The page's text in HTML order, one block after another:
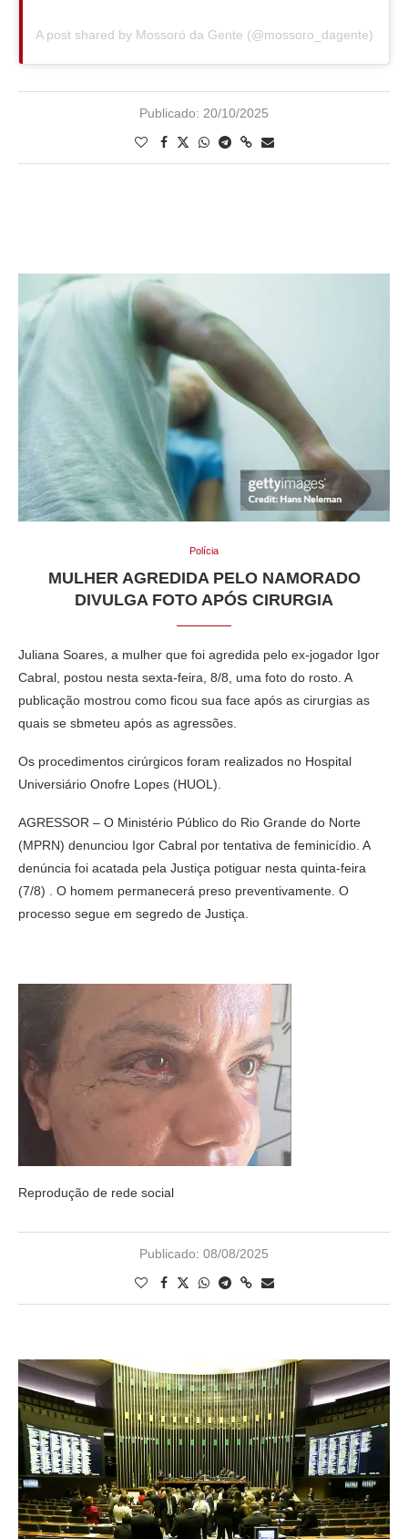
A post shared by Mossoró da Gente (@mossoro_dagente)
Publicado: 20/10/2025
Polícia
MULHER AGREDIDA PELO NAMORADO
DIVULGA FOTO APÓS CIRURGIA
Juliana Soares, a mulher que foi agredida pelo ex-jogador Igor
Cabral, postou nesta sexta-feira, 8/8, uma foto do rosto. A
publicação mostrou como ficou sua face após as cirurgias as
quais se sbmeteu após as agressões.
Os procedimentos cirúrgicos foram realizados no Hospital
Universiário Onofre Lopes (HUOL).
AGRESSOR – O Ministério Público do Rio Grande do Norte
(MPRN) denunciou Igor Cabral por tentativa de feminicídio. A
denúncia foi acatada pela Justiça potiguar nesta quinta-feira
(7/8) . O homem permanecerá preso preventivamente. O
processo segue em segredo de Justiça.
Reprodução de rede social
Publicado: 08/08/2025